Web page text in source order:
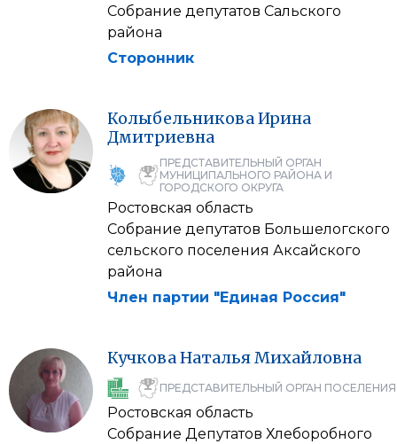
Собрание депутатов Сальского
района
Сторонник
КолыбельниковаИрина
Дмитриевна
ПРЕДСТАВИТЕЛЬНЫЙ ОРГАН
МУНИЦИПАЛЬНОГО РАЙОНА И
ГОРОДСКОГО ОКРУГА
Ростовская область
Собрание депутатов Большелогского
сельского поселения Аксайского
района
Член партии "Единая Россия"
КучковаНатальяМихайловна
ПРЕДСТАВИТЕЛЬНЫЙ ОРГАН ПОСЕЛЕНИЯ
Ростовская область
Собрание Депутатов Хлеборобного